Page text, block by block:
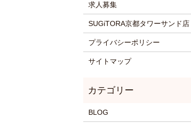
求人募集
SUGiTORA京都タワーサンド店
プライバシーポリシー
サイトマップ
BLOG